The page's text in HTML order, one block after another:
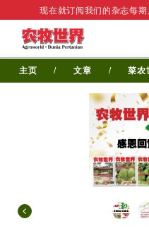
现在就订阅我们的杂志每
主页 / 文章 / 菜农